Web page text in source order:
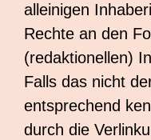
alleinigen
Rechte an den
(redaktionellen)
Falls das nicht
entsprechend
durch die